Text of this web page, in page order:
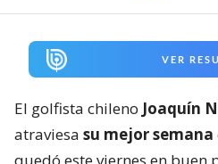
VER
El golfista chileno Joaquín
atraviesa su mejor semana